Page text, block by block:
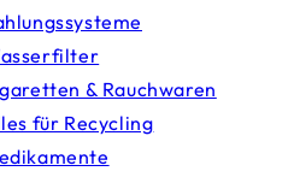
& Rauchwaren
für Recycling